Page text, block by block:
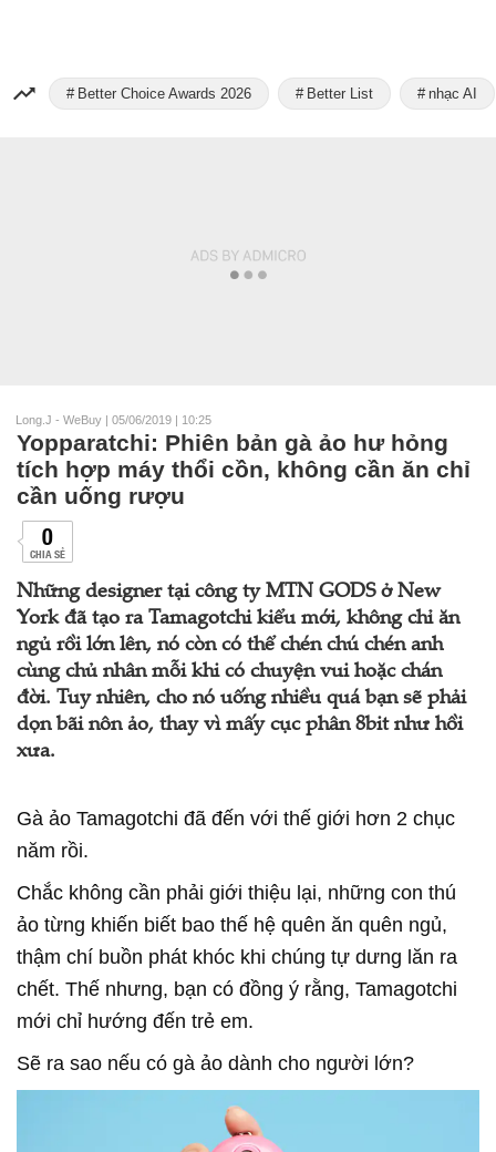
Better Choice Awards 2026 Better List nhạc AI
Long.J - WeBuy | 05/06/2019 | 10:25
Yopparatchi: Phiên bản gà ảo hư hỏng
tích hợp máy thổi cồn, không cần ăn chỉ
cần uống rượu
0
CHIA SẺ
Những designer tại công ty MTN GODS ở New
York đã tạo ra Tamagotchi kiểu mới, không chỉ ăn
ngủ rồi lớn lên, nó còn có thể chén chú chén anh
cùng chủ nhân mỗi khi có chuyện vui hoặc chán
đời. Tuy nhiên, cho nó uống nhiều quá bạn sẽ phải
dọn bãi nôn ảo, thay vì mấy cục phân 8bit như hồi
xưa.
Gà ảo Tamagotchi đã đến với thế giới hơn 2 chục
năm rồi.
Chắc không cần phải giới thiệu lại, những con thú
ảo từng khiến biết bao thế hệ quên ăn quên ngủ,
thậm chí buồn phát khóc khi chúng tự dưng lăn ra
chết. Thế nhưng, bạn có đồng ý rằng, Tamagotchi
mới chỉ hướng đến trẻ em.
Sẽ ra sao nếu có gà ảo dành cho người lớn?